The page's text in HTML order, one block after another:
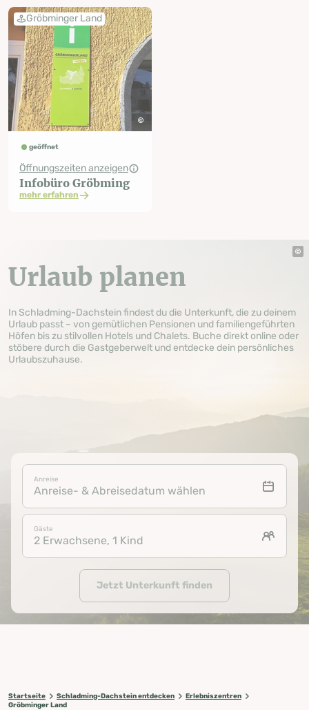
Gröbminger Land
geöffnet
Öffnungszeiten anzeigen
Infobüro Gröbming
mehr erfahren
Urlaub planen
In Schladming-Dachstein findest du die Unterkunft, die zu deinem
Urlaub passt – von gemütlichen Pensionen und familiengeführten
Höfen bis zu stilvollen Hotels und Chalets. Buche direkt online oder
stöbere durch die Gastgeberwelt und entdecke dein persönliches
Urlaubszuhause.
Anreise
Anreise- & Abreisedatum wählen
Gäste
2 Erwachsene, 1 Kind
Jetzt Unterkunft finden
Startseite Schladming-Dachstein entdecken
Erlebniszentren
Gröbminger Land